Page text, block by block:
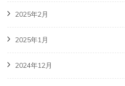
2025年2月
2025年1月
2024年12月